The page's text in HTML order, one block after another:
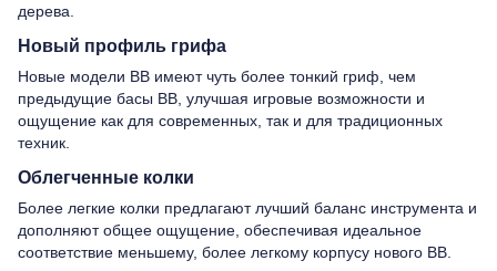
дерева.
Новый профиль грифа
Новые модели BB имеют чуть более тонкий гриф, чем
предыдущие басы BB, улучшая игровые возможности и
ощущение как для современных, так и для традиционных
техник.
Облегченные колки
Более легкие колки предлагают лучший баланс инструмента и
дополняют общее ощущение, обеспечивая идеальное
соответствие меньшему, более легкому корпусу нового BB.